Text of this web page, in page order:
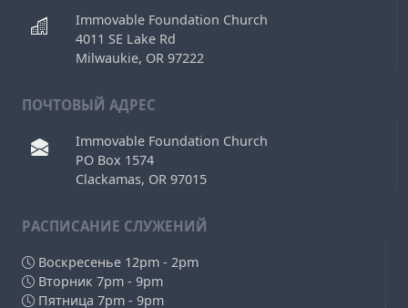
Immovable Foundation Church
4011 SE Lake Rd
Milwaukie, OR 97222
ПОЧТОВЫЙ АДРЕС
Immovable Foundation Church
PO Box 1574
Clackamas, OR 97015
РAСПИСАНИЕ СЛУЖЕНИЙ
Воскресенье 12pm - 2pm
Вторник 7pm - 9pm
Пятница 7pm - 9pm